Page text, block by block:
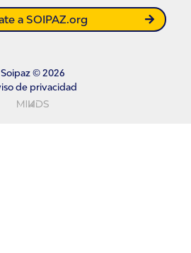
a SOIPAZ.org
Soipaz © 2026
de privacidad